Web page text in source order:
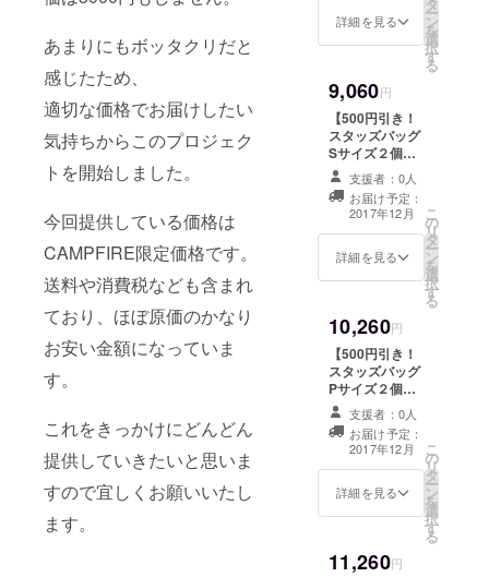
あまりにもボッタクリだと
感じたため、
適切な価格でお届けしたい
気持ちからこのプロジェク
トを開始しました。
今回提供している価格は
CAMPFIRE限定価格です。
送料や消費税なども含まれ
ており、ほぼ原価のかなり
お安い金額になっていま
す。
これをきっかけにどんどん
提供していきたいと思いま
すので宜しくお願いいたし
ます。
す。
ます！
詳細を見る ー
ン
を
選
択
す
る
9,060円
【500円引き！
スタッズバッグ
Sサイズ２個
セット】
CAMPFIRE限定
超早割プラ
ン！！ 34種類の
Sサイズからご
希望のカラーを
支援者：0人
お届け予定：
2017年12月
詳細を見る
こ
の
リ
タ
ー
ン
を
選
択
す
る
10,260円
【500円引き！
スタッズバッグ
Pサイズ２個
セット】
CAMPFIRE限定
超早割プラ
ン！！ 22種類の
Pサイズからご
希望のカラーを
支援者：0人
お届け予定：
2017年12月
詳細を見る
こ
の
リ
タ
ー
ン
を
選
択
す
る
11,260円